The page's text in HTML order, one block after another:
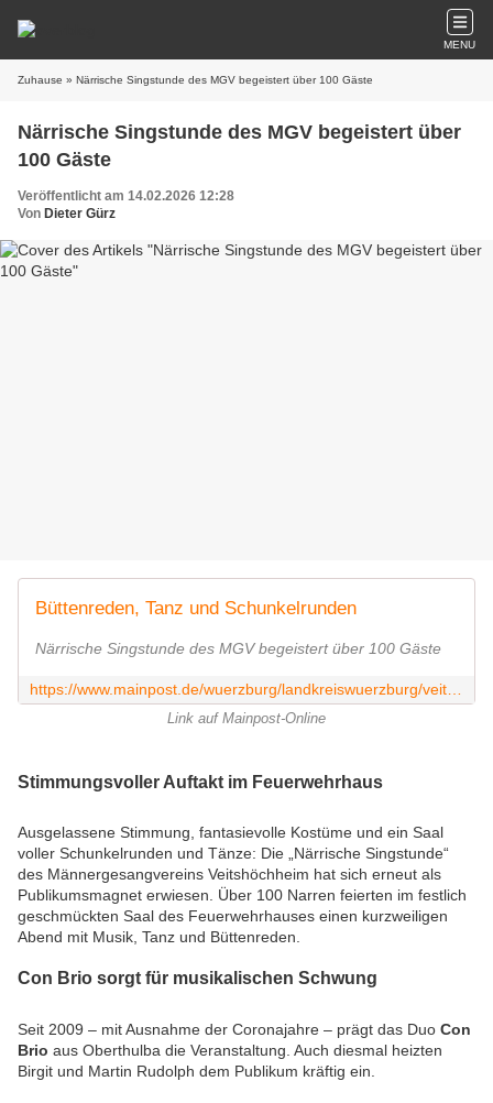
MENU
Zuhause » Närrische Singstunde des MGV begeistert über 100 Gäste
Närrische Singstunde des MGV begeistert über
100 Gäste
Veröffentlicht am 14.02.2026 12:28
Von Dieter Gürz
Büttenreden, Tanz und Schunkelrunden
Närrische Singstunde des MGV begeistert über 100 Gäste
Link auf Mainpost-Online
Stimmungsvoller Auftakt im Feuerwehrhaus
Ausgelassene Stimmung, fantasievolle Kostüme und ein Saal
voller Schunkelrunden und Tänze: Die „Närrische Singstunde“
des Männergesangvereins Veitshöchheim hat sich erneut als
Publikumsmagnet erwiesen. Über 100 Narren feierten im festlich
geschmückten Saal des Feuerwehrhauses einen kurzweiligen
Abend mit Musik, Tanz und Büttenreden.
Con Brio sorgt für musikalischen Schwung
Seit 2009 – mit Ausnahme der Coronajahre – prägt das Duo Con
Brio aus Oberthulba die Veranstaltung. Auch diesmal heizten
Birgit und Martin Rudolph dem Publikum kräftig ein.